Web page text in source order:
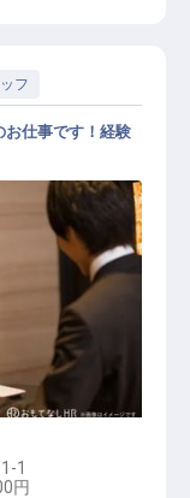
フ
員
お仕事です！経験
1
円